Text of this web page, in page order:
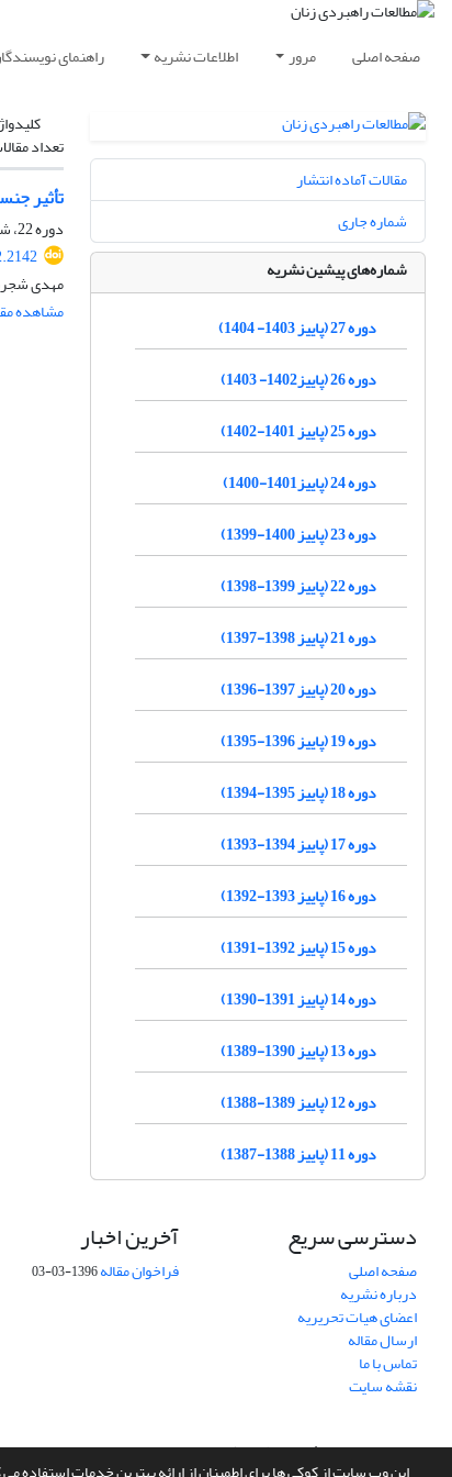
صفحه اصلی مرور اطلاعات نشریه راهنمای
تعداد
تأثیر
دوره 22، شماره 86، زمستان 1398، صفحه
مهدی
مشاهده
مقالات آماده انتشار
شماره جاری
شماره‌های پیشین نشریه
دوره 27 (پاییز 1403- 1404)
دوره 26 (پاییز1402- 1403)
دوره 25 (پاییز 1401-1402)
دوره 24 (پاییز1401-1400)
دوره 23 (پاییز 1400-1399)
دوره 22 (پاییز 1399-1398)
دوره 21 (پاییز 1398-1397)
دوره 20 (پاییز 1397-1396)
دوره 19 (پاییز 1396-1395)
دوره 18 (پاییز 1395-1394)
دوره 17 (پاییز 1394-1393)
دوره 16 (پاییز 1393-1392)
دوره 15 (پاییز 1392-1391)
دوره 14 (پاییز 1391-1390)
دوره 13 (پاییز 1390-1389)
دوره 12 (پاییز 1389-1388)
دوره 11 (پاییز 1388-1387)
دسترسی سریع
صفحه اصلی
درباره نشریه
اعضای هیات تحریریه
ارسال مقاله
تماس با ما
نقشه سایت
آخرین اخبار
فراخوان مقاله1396-03-03
سامانه مدیریت نشریات علمی.طراحی و پیاده سازی ازسیناوب